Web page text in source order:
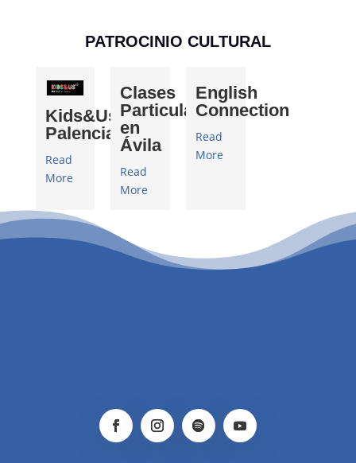
PATROCINIO CULTURAL
Kids&Us
Palencia
Read
More
Clases
Particulares
en
Ávila
Read
More
English
Connection
Read
More